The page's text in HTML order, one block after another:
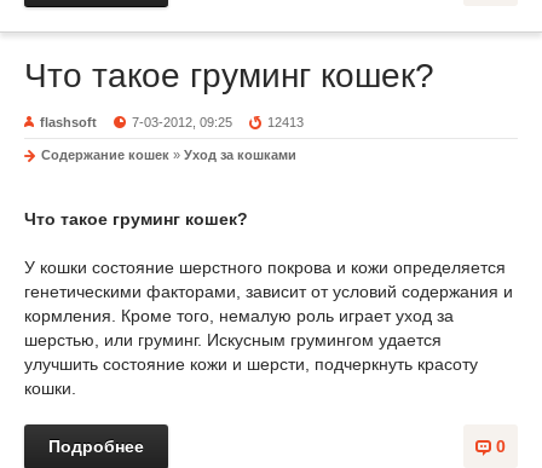
Что такое груминг кошек?
flashsoft 7-03-2012, 09:25 12413
Содержание кошек » Уход за кошками
Что такое груминг кошек?
У кошки состояние шерстного покрова и кожи определяется
генетическими факторами, зависит от условий содержания и
кормления. Кроме того, немалую роль играет уход за
шерстью, или груминг. Искусным грумингом удается
улучшить состояние кожи и шерсти, подчеркнуть красоту
кошки.
0
Подробнее